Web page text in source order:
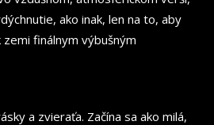
ako inak, len na to, aby
finálnym výbušným
a zvieraťa. Začína sa ako milá,